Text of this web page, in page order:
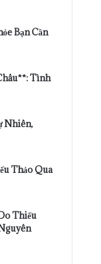
Bạn Cần
Tình
Nhiên,
Thảo Qua
Thiếu